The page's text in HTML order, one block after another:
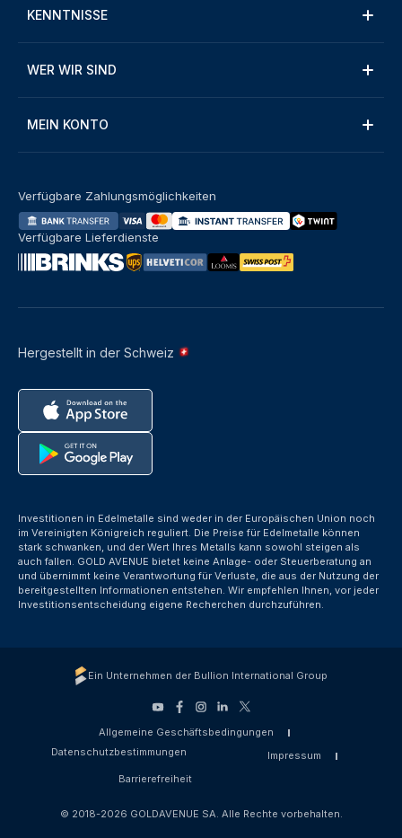
KENNTNISSE
WER WIR SIND
MEIN KONTO
Hergestellt in der Schweiz
Verfügbare Zahlungsmöglichkeiten
Verfügbare Lieferdienste
Investitionen in Edelmetalle sind weder in der Europäischen Union noch
im Vereinigten Königreich reguliert. Die Preise für Edelmetalle können
stark schwanken, und der Wert Ihres Metalls kann sowohl steigen als
auch fallen. GOLD AVENUE bietet keine Anlage- oder Steuerberatung an
und übernimmt keine Verantwortung für Verluste, die aus der Nutzung der
bereitgestellten Informationen entstehen. Wir empfehlen Ihnen, vor jeder
Investitionsentscheidung eigene Recherchen durchzuführen.
Ein Unternehmen der Bullion International Group
Allgemeine Geschäftsbedingungen
Datenschutzbestimmungen
Impressum
Barrierefreiheit
© 2018-2026 GOLDAVENUE SA. Alle Rechte vorbehalten.